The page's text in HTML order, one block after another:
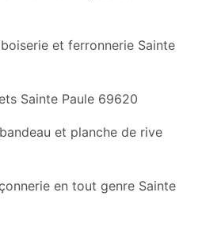
et ferronnerie Sainte
Sainte Paule 69620
et planche de rive
en tout genre Sainte